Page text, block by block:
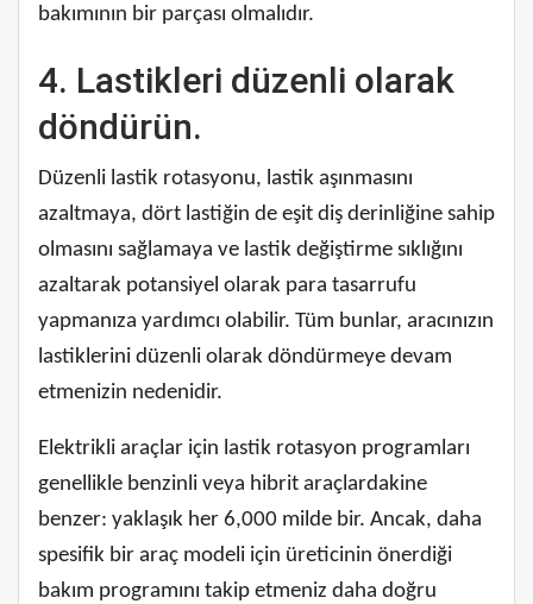
bakımının bir parçası olmalıdır.
4. Lastikleri düzenli olarak
döndürün.
Düzenli lastik rotasyonu, lastik aşınmasını
azaltmaya, dört lastiğin de eşit diş derinliğine sahip
olmasını sağlamaya ve lastik değiştirme sıklığını
azaltarak potansiyel olarak para tasarrufu
yapmanıza yardımcı olabilir. Tüm bunlar, aracınızın
lastiklerini düzenli olarak döndürmeye devam
etmenizin nedenidir.
Elektrikli araçlar için lastik rotasyon programları
genellikle benzinli veya hibrit araçlardakine
benzer: yaklaşık her 6,000 milde bir. Ancak, daha
spesifik bir araç modeli için üreticinin önerdiği
bakım programını takip etmeniz daha doğru